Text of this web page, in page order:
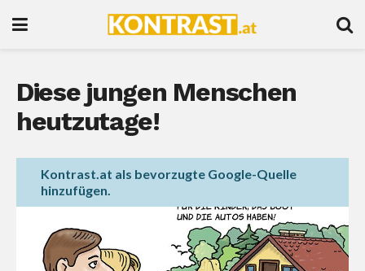
Diese jungen Menschen
heutzutage!
Kontrast.at als bevorzugte Google-Quelle
hinzufügen.